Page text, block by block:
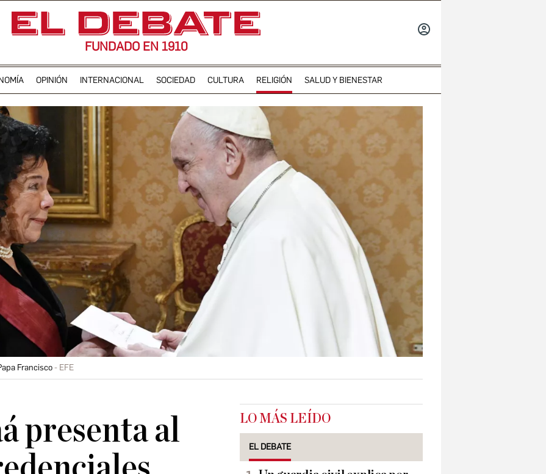
FUNDADO EN 1910
OPINIÓN INTERNACIONAL SOCIEDAD CULTURA RELIGIÓN SALUD Y BIENESTAR
Francisco EFE
presenta al
LO MÁS LEÍDO
EL DEBATE